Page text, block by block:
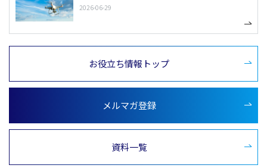
2026-06-29
お役立ち情報トップ
メルマガ登録
資料一覧